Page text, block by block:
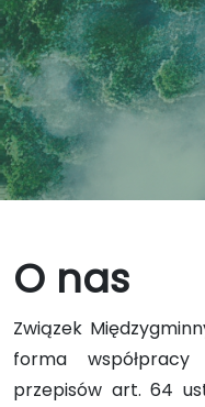
O nas
Związek
forma
przepisów art. 64